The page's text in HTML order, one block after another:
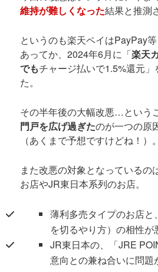
維持が難しくなった結果と推測
というのも楽天ペイはPayPay
あってか、2024年6月に「楽天
でもチャージ払いで1.5%還元
た。
その半年後の大幅改悪…という
門戸を広げ過ぎたのが一つの原
（あくまで予想ですけどね！）。
また改悪の対象となっているの
お店やJR東日本系列のお店。
薄利多売タイプのお店
を切るやり方）の相性が
JR東日本の、「JRE
意向との兼ね合いに問題